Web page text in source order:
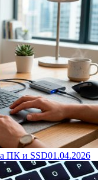
ПК и SSD01.04.2026